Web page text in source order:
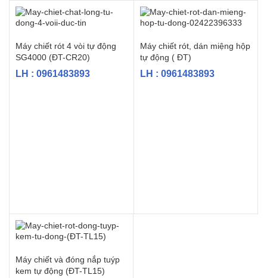
Máy chiết rót 4 vòi tự động
SG4000 (ĐT-CR20)
LH : 0961483893
Máy chiết rót, dán miệng hộp
tự động ( ĐT)
LH : 0961483893
Máy chiết và đóng nắp tuýp
kem tự động (ĐT-TL15)